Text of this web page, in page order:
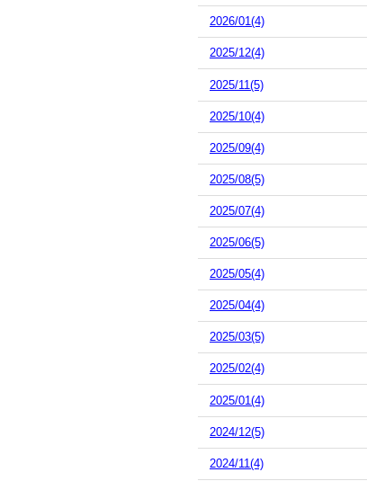
2026/01(4)
2025/12(4)
2025/11(5)
2025/10(4)
2025/09(4)
2025/08(5)
2025/07(4)
2025/06(5)
2025/05(4)
2025/04(4)
2025/03(5)
2025/02(4)
2025/01(4)
2024/12(5)
2024/11(4)